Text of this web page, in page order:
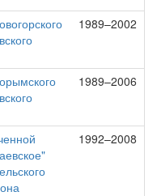
1989–2002
1989–2006
1992–2008